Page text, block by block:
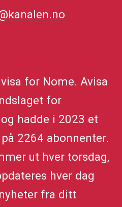
for Nome. Avisa
for
hadde i 2023 et
2264 abonnenter.
ut hver torsdag,
hver dag
fra ditt